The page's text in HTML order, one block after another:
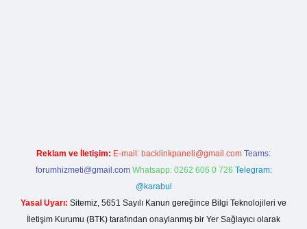
Reklam ve İletişim: E-mail: backlinkpaneli@gmail.com Teams:
forumhizmeti@gmail.com Whatsapp: 0262 606 0 726 Telegram:
@karabul
Yasal Uyarı: Sitemiz, 5651 Sayılı Kanun gereğince Bilgi Teknolojileri ve
İletişim Kurumu (BTK) tarafından onaylanmış bir Yer Sağlayıcı olarak